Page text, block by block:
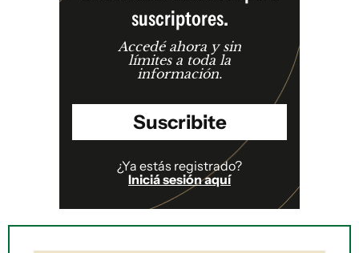
suscriptores.
Accedé ahora y sin
límites a toda la
información.
Suscribite
¿Ya estás registrado?
Iniciá sesión aquí